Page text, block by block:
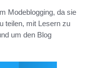
Modeblogging, da sie
teilen, mit Lesern zu
um den Blog